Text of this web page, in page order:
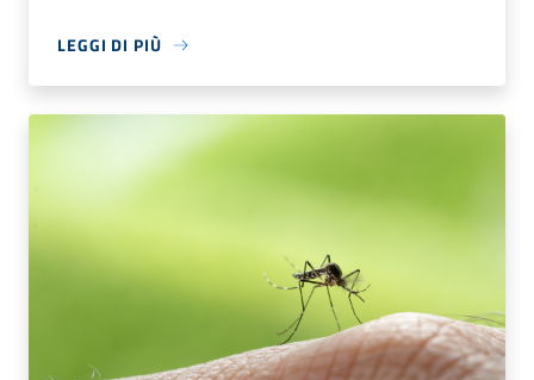
LEGGI DI PIÙ